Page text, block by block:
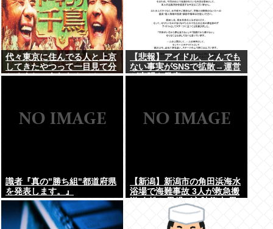
代々東京に住んでる人と上京
してきたやつって一目見て分
かるよね。あれなんで？
【悲報】アイドル、とんでも
ない事実がSNSで拡散→運営
が声明を発表www
識者『真の"勝ち組"都道府県
を発表します。』
【新潟】新潟市の角田浜海水
浴場で海難事故 3人が救急搬
送 女性と男児が心肺停止 男
性は意識あり